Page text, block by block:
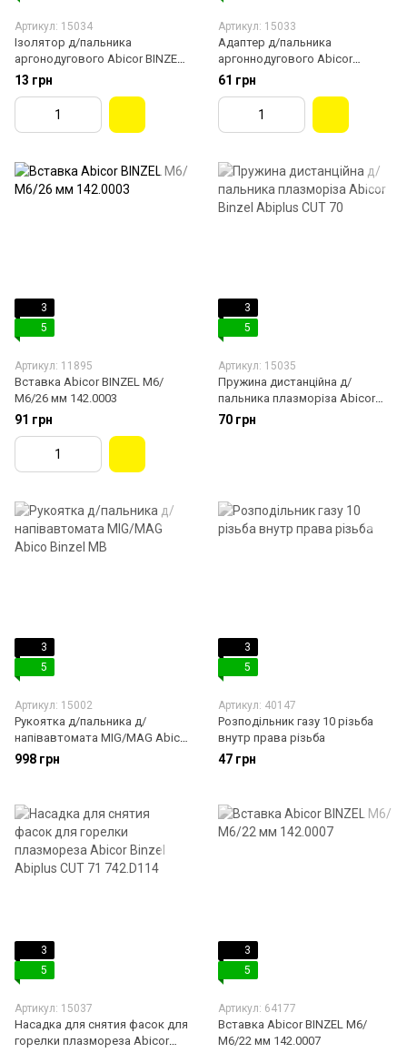
Артикул: 15034
Ізолятор д/пальника
аргонодугового Abicor BINZEL
ABTIG GRIP (776.1043)
13 грн
Артикул: 15033
Адаптер д/пальника
аргоннодугового Abicor
BINZEL ABITIG (701.0130)
61 грн
3
5
Артикул: 11895
Вставка Abicor BINZEL M6/
М6/26 мм 142.0003
91 грн
3
5
Артикул: 15035
Пружина дистанційна д/
пальника плазморіза Abicor
Binzel Abiplus CUT 70
70 грн
3
5
Артикул: 15002
Рукоятка д/пальника д/
напiвавтомата MIG/MAG Abico
Binzel MB
998 грн
3
5
Артикул: 40147
Розподільник газу 10 різьба
внутр права різьба
47 грн
3
5
Артикул: 15037
Насадка для снятия фасок для
горелки плазмореза Abicor
3
5
Артикул: 64177
Вставка Abicor BINZEL M6/
М6/22 мм 142.0007